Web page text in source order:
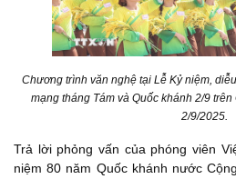
Chương trình văn nghệ tại Lễ Kỷ niệm,
mạng tháng Tám và Quốc khánh 2/9
2/9/2025.
Trả lời phỏng vấn của phóng viên
niệm 80 năm Quốc khánh nước